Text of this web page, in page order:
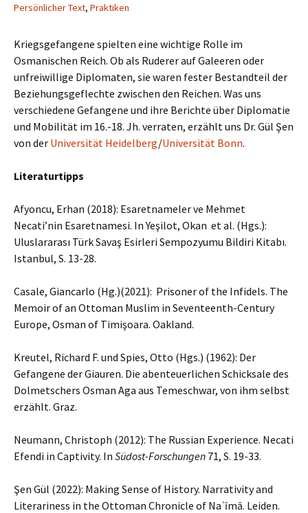
Persönlicher Text, Praktiken
Kriegsgefangene spielten eine wichtige Rolle im
Osmanischen Reich. Ob als Ruderer auf Galeeren oder
unfreiwillige Diplomaten, sie waren fester Bestandteil der
Beziehungsgeflechte zwischen den Reichen. Was uns
verschiedene Gefangene und ihre Berichte über Diplomatie
und Mobilität im 16.-18. Jh. verraten, erzählt uns Dr. Gül Şen
von der Universität Heidelberg/Universität Bonn.
Literaturtipps
Afyoncu, Erhan (2018): Esaretnameler ve Mehmet
Necati’nin Esaretnamesi. In Yeşilot, Okan et al. (Hgs.):
Uluslararası Türk Savaş Esirleri Sempozyumu Bildiri Kitabı.
Istanbul, S. 13-28.
Casale, Giancarlo (Hg.)(2021): Prisoner of the Infidels. The
Memoir of an Ottoman Muslim in Seventeenth-Century
Europe, Osman of Timişoara. Oakland.
Kreutel, Richard F. und Spies, Otto (Hgs.) (1962): Der
Gefangene der Giauren. Die abenteuerlichen Schicksale des
Dolmetschers Osman Aga aus Temeschwar, von ihm selbst
erzählt. Graz.
Neumann, Christoph (2012): The Russian Experience. Necati
Efendi in Captivity. In Südost-Forschungen 71, S. 19-33.
Şen Gül (2022): Making Sense of History. Narrativity and
Literariness in the Ottoman Chronicle of Naʿīmā. Leiden.